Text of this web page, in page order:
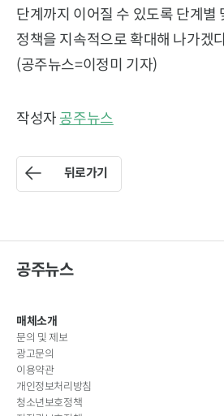
단계까지 이어질 수 있도록 단계별
정책을 지속적으로 확대해 나가겠
(공주뉴스=이정미 기자)
작성자 공주뉴스
뒤로가기
공주뉴스
매체소개
문의 및 제보
광고문의
이용약관
개인정보처리방침
청소년보호정책